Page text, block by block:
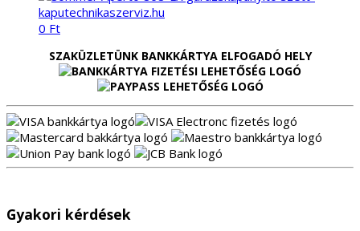
0 Ft
SZAKÜZLETÜNK BANKKÁRTYA ELFOGADÓ HELY
Gyakori kérdések